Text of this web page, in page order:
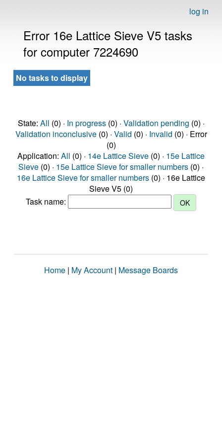
log in
Error 16e Lattice Sieve V5 tasks
for computer 7224690
No tasks to display
State: All (0) · In progress(0) · Validation pending (0) ·
Validation inconclusive(0) · Valid (0) · Invalid (0) · Error
(0)
Application: All (0) · 14e Lattice Sieve (0) · 15e Lattice
Sieve (0) · 15e Lattice Sieve for smaller numbers (0) ·
16e Lattice Sieve for smaller numbers (0) · 16e Lattice
Sieve V5 (0)
Task name:
Home | My Account | Message Boards